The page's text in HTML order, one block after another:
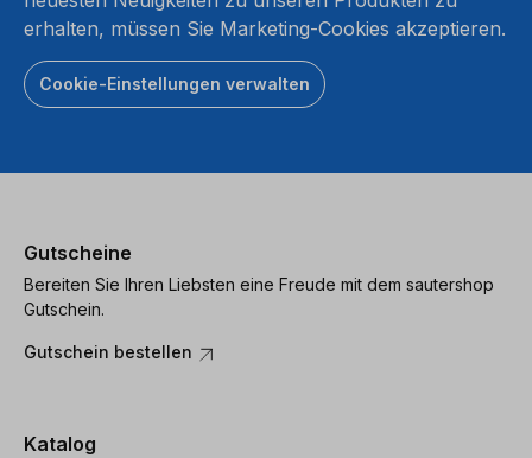
erhalten, müssen Sie Marketing-Cookies akzeptieren.
Cookie-Einstellungen verwalten
Gutscheine
Bereiten Sie Ihren Liebsten eine Freude mit dem sautershop
Gutschein.
Gutschein bestellen
Katalog